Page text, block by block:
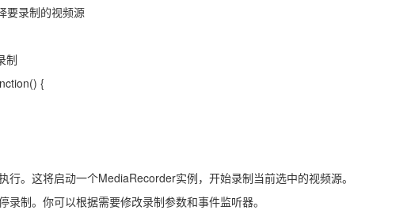
要录制的视频源
制
{
。这将启动一个MediaRecorder实例，开始录制当前选中的视频源。
制。你可以根据需要修改录制参数和事件监听器。